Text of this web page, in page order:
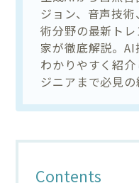
ジョン、音声技
術分野の最新ト
家が徹底解説。
わかりやすく紹
ジニアまで必見の
Contents